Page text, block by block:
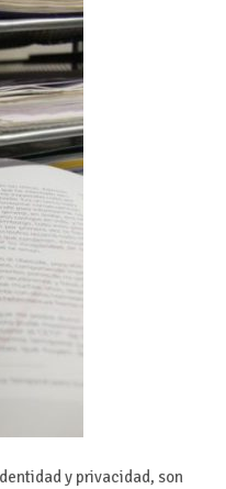
y privacidad, son